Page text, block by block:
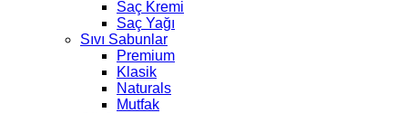
Saç Kremi
Saç Yağı
Sıvı Sabunlar
Premium
Klasik
Naturals
Mutfak